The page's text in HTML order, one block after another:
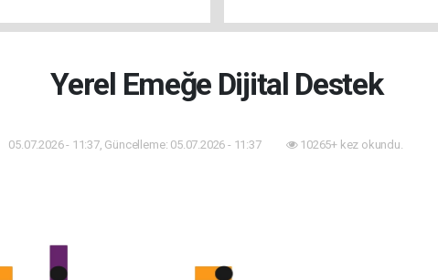
Yerel Emeğe Dijital Destek
05.07.2026 - 11:37, Güncelleme: 05.07.2026 - 11:37 10265+ kez okundu.